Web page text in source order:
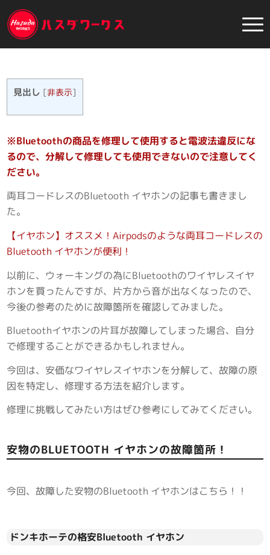
見出し [非表示]
※Bluetoothの商品を修理して使用すると電波法違反にな
るので、分解して修理しても使用できないので注意してく
ださい。
両耳コードレスのBluetooth イヤホンの記事も書きまし
た。
【イヤホン】オススメ！Airpodsのような両耳コードレスの
Bluetooth イヤホンが便利！
以前に、ウォーキングの為にBluetoothのワイヤレスイヤ
ホンを買ったんですが、片方から音が出なくなったので、
今後の参考のために故障箇所を確認してみました。
Bluetoothイヤホンの片耳が故障してしまった場合、自分
で修理することができるかもしれません。
今回は、安価なワイヤレスイヤホンを分解して、故障の原
因を特定し、修理する方法を紹介します。
修理に挑戦してみたい方はぜひ参考にしてみてください。
安物のBLUETOOTH イヤホンの故障箇所！
今回、故障した安物のBluetooth イヤホンはこちら！！
ドンキホーテの格安Bluetooth イヤホン